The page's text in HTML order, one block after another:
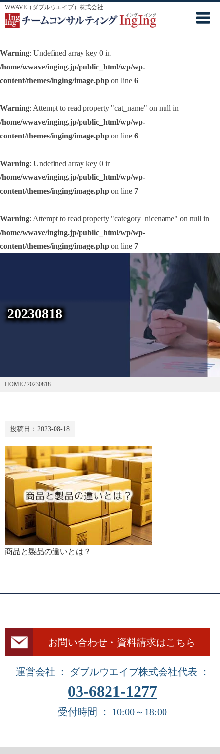
WWAVE（ダブルウエイブ）株式会社
Warning: Undefined array key 0 in
/home/wwave/inging.jp/public_html/wp/wp-
content/themes/inging/image.php on line 6
Warning: Attempt to read property "cat_name" on null in
/home/wwave/inging.jp/public_html/wp/wp-
content/themes/inging/image.php on line 6
Warning: Undefined array key 0 in
/home/wwave/inging.jp/public_html/wp/wp-
content/themes/inging/image.php on line 7
Warning: Attempt to read property "category_nicename" on null in
/home/wwave/inging.jp/public_html/wp/wp-
content/themes/inging/image.php on line 7
20230818
HOME /20230818
投稿日： 2023-08-18
商品と製品の違いとは？
お問い合わせ・資料請求はこちら
運営会社 ： ダブルウエイブ株式会社代表 ：
03-6821-1277
受付時間 ： 10:00～18:00